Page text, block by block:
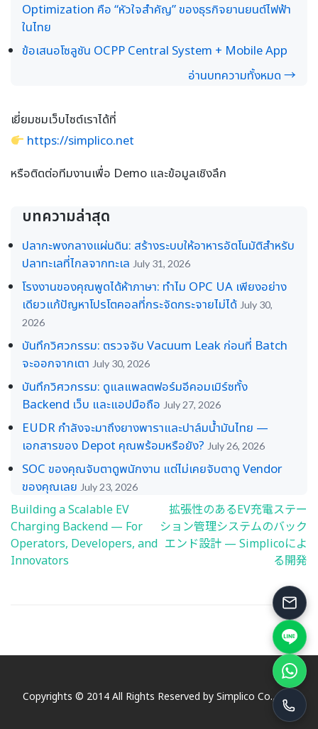
Optimization คือ “หัวใจสำคัญ” ของธุรกิจยานยนต์ไฟฟ้า
ในไทย
ข้อเสนอโซลูชัน OCPP Central System + Mobile App
อ่านบทความทั้งหมด →
เยี่ยมชมเว็บไซต์เราได้ที่
https://simplico.net
หรือติดต่อทีมงานเพื่อ Demo และข้อมูลเชิงลึก
บทความล่าสุด
ปลากะพงกลางแผ่นดิน: สร้างระบบให้อาหารอัตโนมัติสำหรับ
ปลาทะเลที่ไกลจากทะเล July 31, 2026
โรงงานของคุณพูดได้ห้าภาษา: ทำไม OPC UA เพียงอย่าง
เดียวแก้ปัญหาโปรโตคอลที่กระจัดกระจายไม่ได้ July 30,
2026
บันทึกวิศวกรรม: ตรวจจับ Vacuum Leak ก่อนที่ Batch
จะออกจากเตา July 30, 2026
บันทึกวิศวกรรม: ดูแลแพลตฟอร์มอีคอมเมิร์ซทั้ง
Backend เว็บ และแอปมือถือ July 27, 2026
EUDR กำลังจะมาถึงยางพาราและปาล์มน้ำมันไทย —
เอกสารของ Depot คุณพร้อมหรือยัง? July 26, 2026
SOC ของคุณจับตาดูพนักงาน แต่ไม่เคยจับตาดู Vendor
ของคุณเลย July 23, 2026
Post
navigation
Building a Scalable EV
Charging Backend — For
Operators, Developers, and
Innovators
拡張性のあるEV充電ステー
ション管理システムのバック
エンド設計 — Simplicoによ
る開発
Copyrights © 2014 All Rights Reserved by Simplico Co., Ltd.